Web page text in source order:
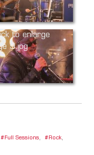
Full Sessions, Rock,